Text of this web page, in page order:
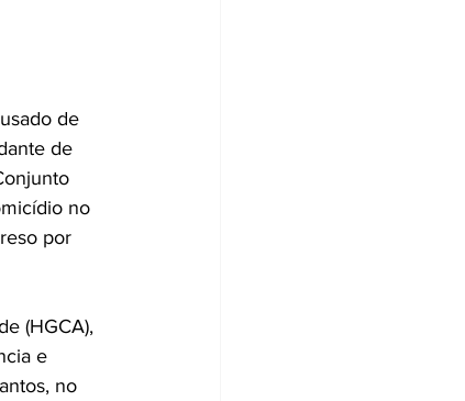
de
de
no
por
(HGCA),
e
no